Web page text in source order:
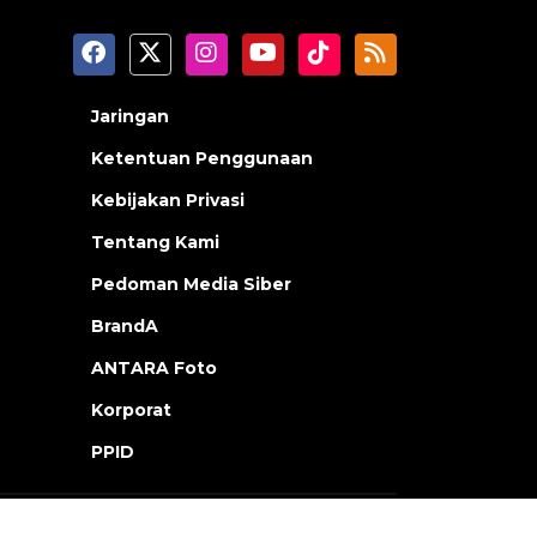
Jaringan
Ketentuan Penggunaan
Kebijakan Privasi
Tentang Kami
Pedoman Media Siber
BrandA
ANTARA Foto
Korporat
PPID